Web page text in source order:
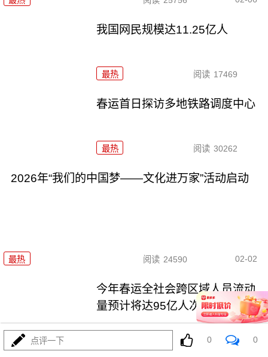
我国网民规模达11.25亿人
最热 阅读 17469
春运首日探访多地铁路调度中心
最热 阅读 30262
2026年“我们的中国梦——文化进万家”活动启动
最热 阅读 24590 02-02
今年春运全社会跨区域人员流动
量预计将达95亿人次
最热 24235
点评一下 0 0